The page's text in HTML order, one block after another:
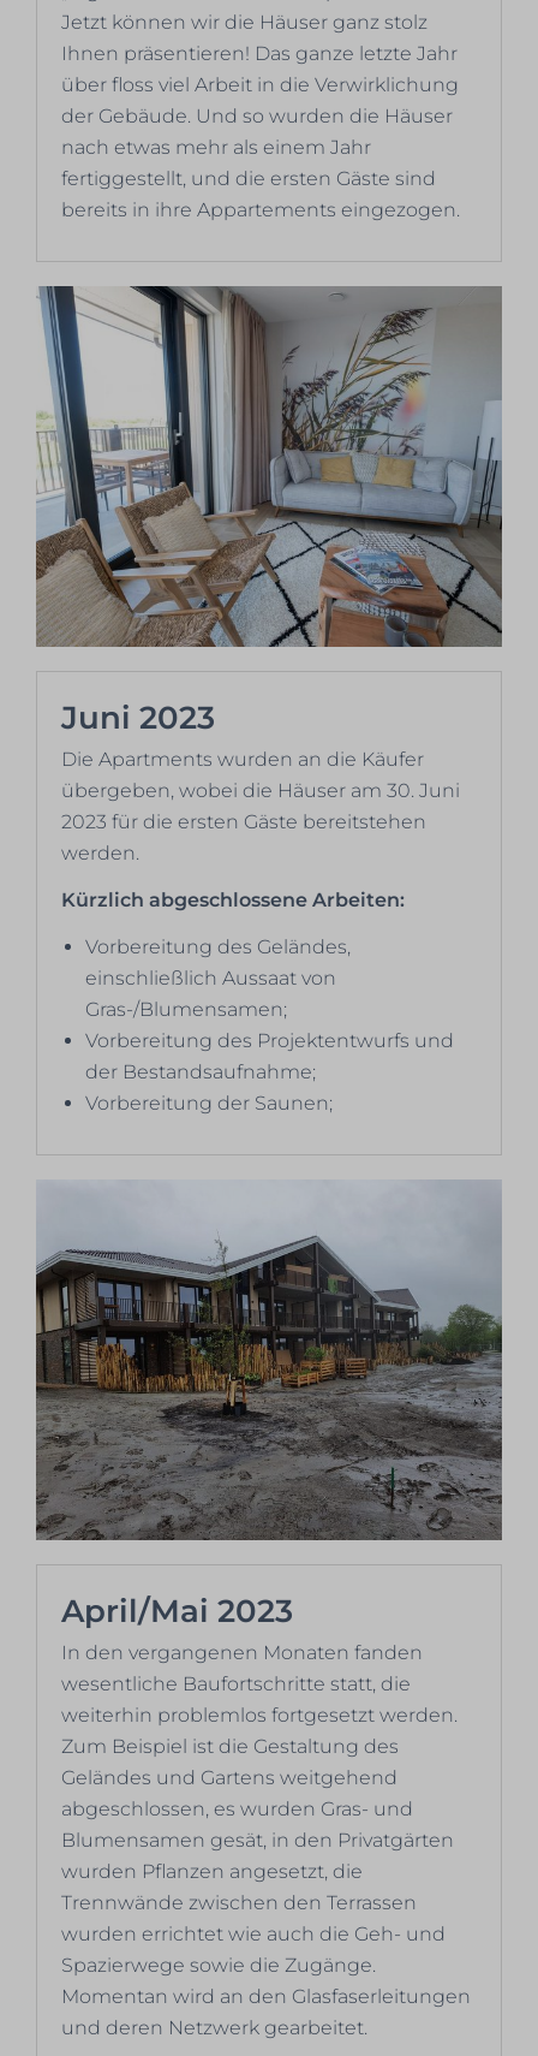
Jetzt können wir die Häuser ganz stolz
Ihnen präsentieren! Das ganze letzte Jahr
über floss viel Arbeit in die Verwirklichung
der Gebäude. Und so wurden die Häuser
nach etwas mehr als einem Jahr
fertiggestellt, und die ersten Gäste sind
bereits in ihre Appartements eingezogen.
Juni 2023
Die Apartments wurden an die Käufer
übergeben, wobei die Häuser am 30. Juni
2023 für die ersten Gäste bereitstehen
werden.
Kürzlich abgeschlossene Arbeiten:
Vorbereitung des Geländes,
einschließlich Aussaat von
Gras-/Blumensamen;
Vorbereitung des Projektentwurfs und
der Bestandsaufnahme;
Vorbereitung der Saunen;
April/Mai 2023
In den vergangenen Monaten fanden
wesentliche Baufortschritte statt, die
weiterhin problemlos fortgesetzt werden.
Zum Beispiel ist die Gestaltung des
Geländes und Gartens weitgehend
abgeschlossen, es wurden Gras- und
Blumensamen gesät, in den Privatgärten
wurden Pflanzen angesetzt, die
Trennwände zwischen den Terrassen
wurden errichtet wie auch die Geh- und
Spazierwege sowie die Zugänge.
Momentan wird an den Glasfaserleitungen
und deren Netzwerk gearbeitet.